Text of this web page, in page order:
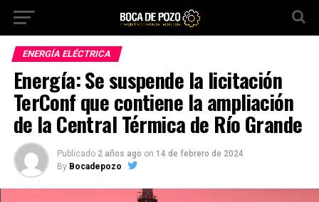
ENERGÍA ELÉCTRICA
Energía: Se suspende la licitación
TerConf que contiene la ampliación
de la Central Térmica de Río Grande
Publicado 2 años ago on 14 de febrero de 2024
By Bocadepozo